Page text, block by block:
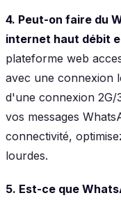
4. Peut-on faire du
internet haut débit
plateforme web
avec une connexion
d'une connexion 2G/
vos messages
connectivité,
lourdes.
5. Est-ce que